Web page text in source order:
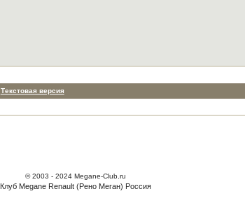
Текстовая версия
© 2003 - 2024 Megane-Club.ru
Клуб Megane Renault (Рено Меган) Россия